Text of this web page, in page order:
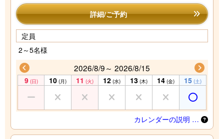
詳細/ご予約
定員
2～5名様
2026/8/9～ 2026/8/15
9 (日) 10 (月) 11 (火) 12 (水) 13 (木) 14 (金) 15 (土)
カレンダーの説明 …